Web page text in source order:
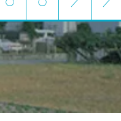
◯ ◯ ／ ／